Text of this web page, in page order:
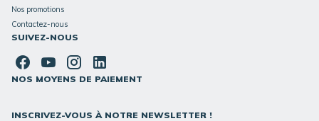
Nos promotions
Contactez-nous
SUIVEZ-NOUS
NOS MOYENS DE PAIEMENT
INSCRIVEZ-VOUS À NOTRE NEWSLETTER !